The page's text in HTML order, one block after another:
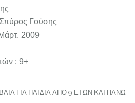
Γούσης
2009
: 9+
ΓΙΑ ΠΑΙΔΙΆ ΑΠΌ 9 ΕΤΏΝ ΚΑΙ ΠΆΝΩ